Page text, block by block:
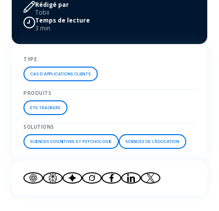
Rédigé par
Tobii
Temps de lecture
3 min
TYPE
CAS D'APPLICATIONS CLIENTS
PRODUITS
EYE TRACKERS
SOLUTIONS
SCIENCES COGNITIVES ET PSYCHOLOGIE SCIENCES DE L'ÉDUCATION